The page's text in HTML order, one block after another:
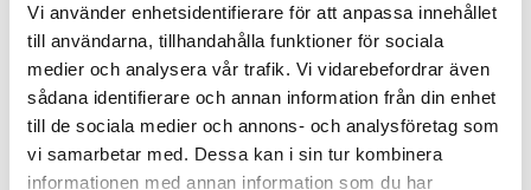
Vi använder enhetsidentifierare för att anpassa innehållet
till användarna, tillhandahålla funktioner för sociala
medier och analysera vår trafik. Vi vidarebefordrar även
sådana identifierare och annan information från din enhet
till de sociala medier och annons- och analysföretag som
vi samarbetar med. Dessa kan i sin tur kombinera
informationen med annan information som du har
Implementering EPBD Artikel 3: Nationell
byggnadsrenoveringsplan
Implementering EPBD: Delrapport Boverket – Översyn av
systemet med energideklarationer
Implementering EED, artikel 22: Framtida energi- och